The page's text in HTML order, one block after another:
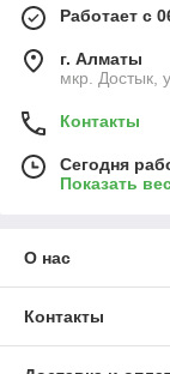
Работает с
г. Алматы
мкр. Достык,
Контакты
Сегодня
Показать
О нас
Контакты